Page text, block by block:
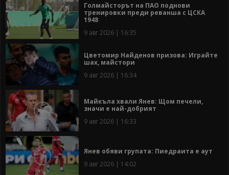
Голмайсторът на ПАО поднови
тренировки преди реванша с ЦСКА
1948
9 авг 2026 | 16:35
Цветомир Найденов призова: Играйте
шах, майстори
9 авг 2026 | 16:34
Майкъла хвали Янев: Щом печели,
значи е най-добрият
9 авг 2026 | 16:33
Янев обяви групата: Пиедраита е аут
9 авг 2026 | 14:02